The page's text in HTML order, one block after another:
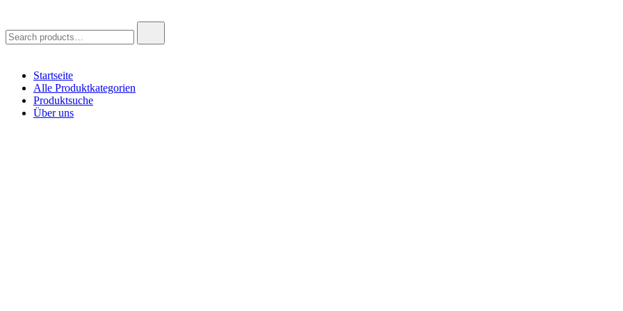
for:
Startseite
Alle Produktkategorien
Produktsuche
Über uns